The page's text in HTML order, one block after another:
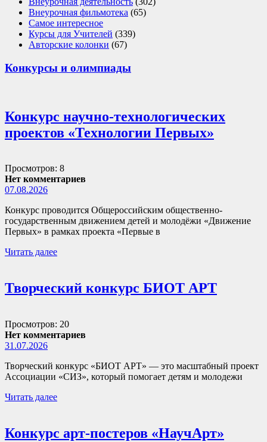
Внеурочная фильмотека (65)
Самое интересное
Курсы для Учителей (339)
Авторские колонки (67)
Конкурсы и олимпиады
Конкурс научно-технологических
проектов «Технологии Первых»
Просмотров: 8
Нет комментариев
07.08.2026
Конкурс проводится Общероссийским общественно-
государственным движением детей и молодёжи «Движение
Первых» в рамках проекта «Первые в
Читать далее
Творческий конкурс БИОТ АРТ
Просмотров: 20
Нет комментариев
31.07.2026
Творческий конкурс «БИОТ АРТ» — это масштабный проект
Ассоциации «СИЗ», который помогает детям и молодежи
Читать далее
Конкурс арт-постеров «НаучАрт»